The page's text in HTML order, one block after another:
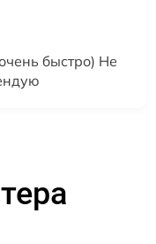
быстро) Не